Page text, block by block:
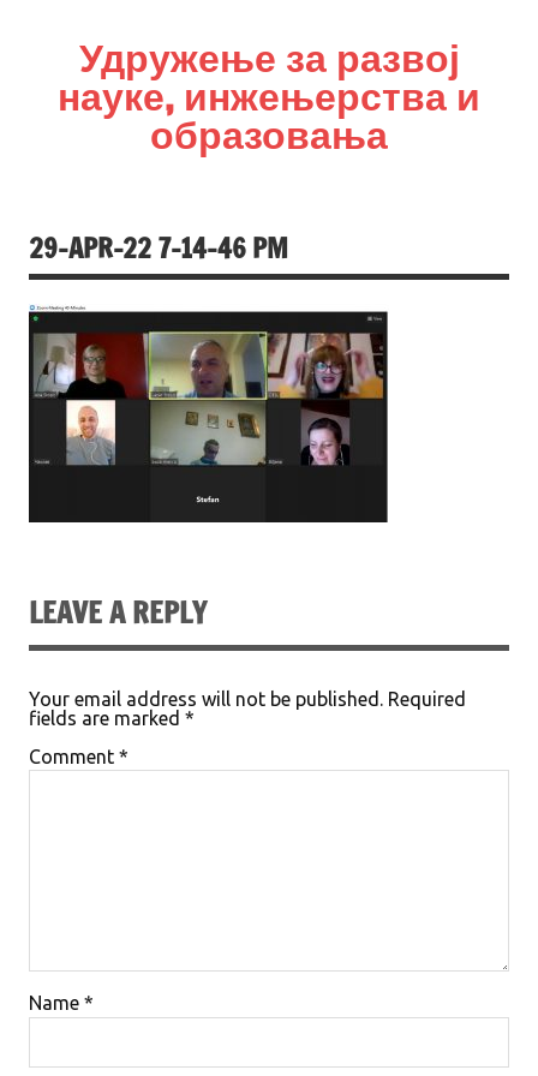
Удружење за развој
науке, инжењерства и
образовања
29-APR-22 7-14-46 PM
LEAVE A REPLY
Your email address will not be published. Required
fields are marked *
Comment *
Name *